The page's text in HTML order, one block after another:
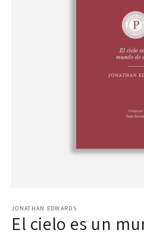
multimedia
1
en
JONATHAN EDWARDS
El cielo es un